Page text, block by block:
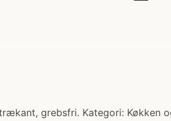
grebsfri. Kategori: Køkken